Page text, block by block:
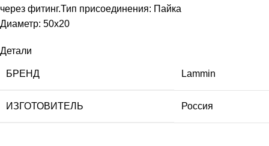
через фитинг.Тип присоединения: Пайка
Диаметр: 50х20
Детали
БРЕНД Lammin
ИЗГОТОВИТЕЛЬ Россия